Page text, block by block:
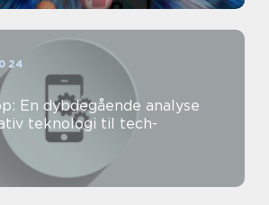
En dybdegående analyse
teknologi til tech-